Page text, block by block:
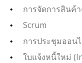
การจัดการสินค้
Scrum
การประชุมออน
ใบแจ้งหนี้ใหม่